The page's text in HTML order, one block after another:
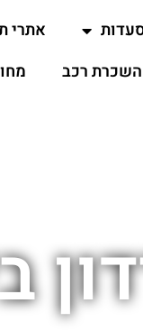
אתרי
השכרת רכב